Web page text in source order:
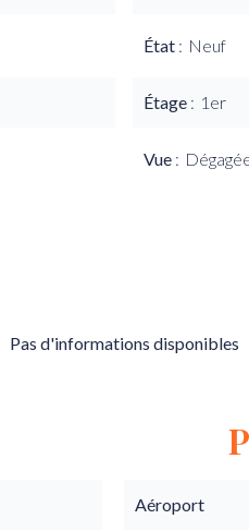
État Neuf
Étage 1er
Vue
Pas d'informations disponibles
Aéroport